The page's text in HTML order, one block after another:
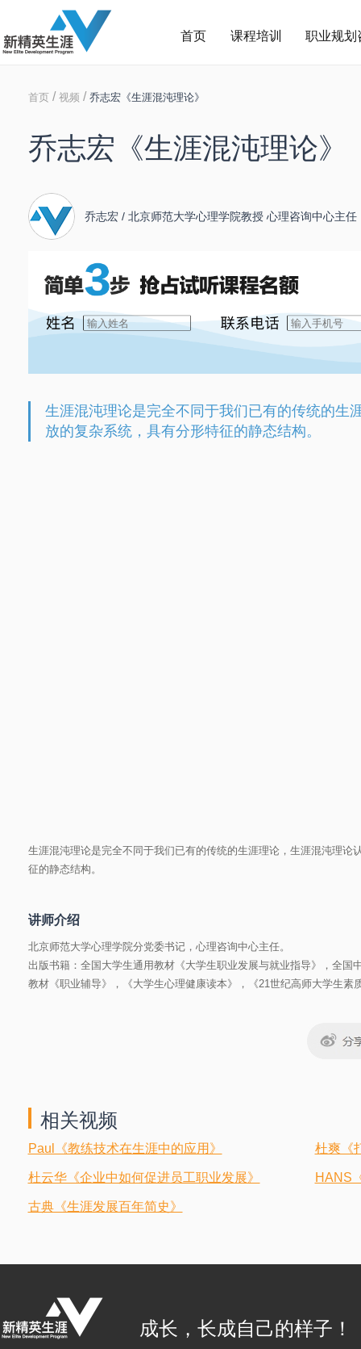
首页 课程培训 职业规划
首页/ 视频 / 乔志宏《生涯混沌理论》
乔志宏《生涯混沌理论》
乔志宏 / 北京师范大学心理学院教授 心理咨询中心主
生涯混沌理论是完全不同于我们已有的传统的生
放的复杂系统，具有分形特征的静态结构。
生涯混沌理论是完全不同于我们已有的传统的生涯理论，生涯混沌理论
征的静态结构。
讲师介绍
北京师范大学心理学院分党委书记，心理咨询中心主任。
出版书籍：全国大学生通用教材《大学生职业发展与就业指导》，全
教材《职业辅导》，《大学生心理健康读本》，《21世纪高师大学生素
相关视频
Paul《教练技术在生涯中的应用》 杜爽《
杜云华《企业中如何促进员工职业发展》 HANS
古典《生涯发展百年简史》
成长，长成自己的样子！